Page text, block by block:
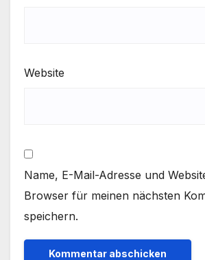
Website
Name, E-Mail-Adresse und
Browser für meinen nächsten
speichern.